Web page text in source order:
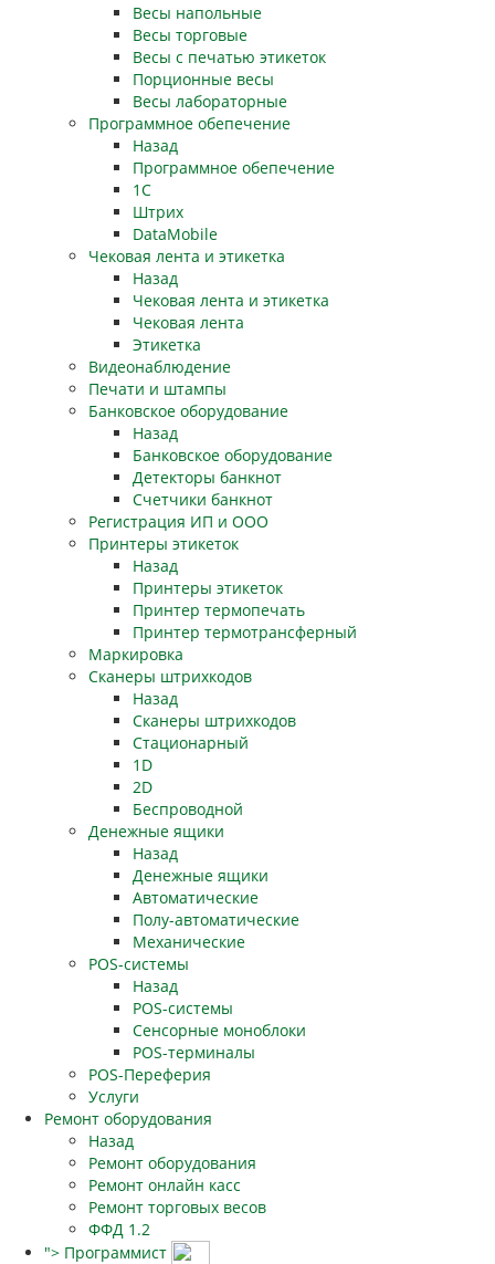
Весы напольные
Весы торговые
Весы с печатью этикеток
Порционные весы
Весы лабораторные
Программное обепечение
Назад
Программное обепечение
1С
Штрих
DataMobile
Чековая лента и этикетка
Назад
Чековая лента и этикетка
Чековая лента
Этикетка
Видеонаблюдение
Печати и штампы
Банковское оборудование
Назад
Банковское оборудование
Детекторы банкнот
Счетчики банкнот
Регистрация ИП и ООО
Принтеры этикеток
Назад
Принтеры этикеток
Принтер термопечать
Принтер термотрансферный
Маркировка
Сканеры штрихкодов
Назад
Сканеры штрихкодов
Стационарный
1D
2D
Беспроводной
Денежные ящики
Назад
Денежные ящики
Автоматические
Полу-автоматические
Механические
POS-системы
Назад
POS-системы
Сенсорные моноблоки
POS-терминалы
POS-Переферия
Услуги
Ремонт оборудования
Назад
Ремонт оборудования
Ремонт онлайн касс
Ремонт торговых весов
ФФД 1.2
"> Программист